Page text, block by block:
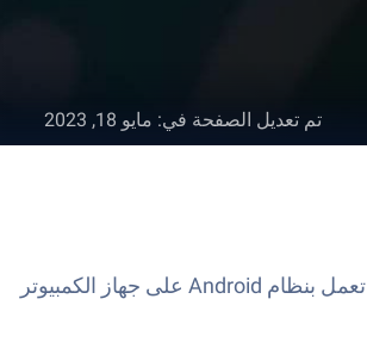
تم تعديل الصفحة في: مايو 18, 2023
UAE PASS هو تطبيق إنتاجي تم تطويره بواسطة Dubai Smart Government‏. يعد مشغل تطبيق BlueStacks أفضل منصة للعب هذه اللعبة التي تعمل بنظام Android على جهاز الكمبيوتر